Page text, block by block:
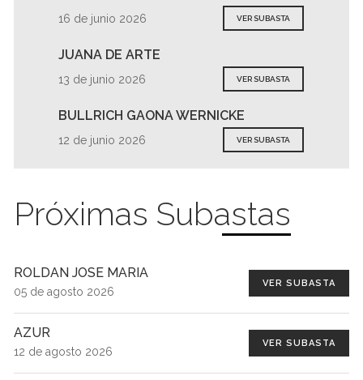
16 de junio 2026 VER SUBASTA
JUANA DE ARTE
13 de junio 2026 VER SUBASTA
BULLRICH GAONA WERNICKE
12 de junio 2026 VER SUBASTA
Próximas Subastas
ROLDAN JOSE MARIA
05 de agosto 2026
VER SUBASTA
AZUR
12 de agosto 2026
VER SUBASTA